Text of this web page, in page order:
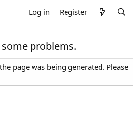
Log in Register
problems.
page was being generated. Please